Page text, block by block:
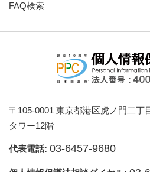
FAQ検索
〒105-0001 東京都港区虎ノ門二
タワー12階
代表電話: 03-6457-9680